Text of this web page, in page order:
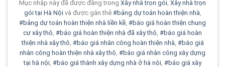
Mục nhập này đã được đăng trong Xây nhà trọn gói Xây nhà trọn
gói tại Hà Nội và được gắn thẻ #bảng dự toán hoàn thiện nhà
#bảng dự toán hoàn thiện nhà liền kề #báo giá hoàn thiện chung
cư xây thô #báo giá hoàn thiện nhà đã xây thô #báo giá hoàn
thiện nhà xây thô #báo giá nhân công hoàn thiện nhà #báo giá
nhân công hoàn thiện nhà xây thô #báo giá nhân công xây dựng
tại hà nội #báo giá thành xây dựng nhà ở hà nội #báo giá xây